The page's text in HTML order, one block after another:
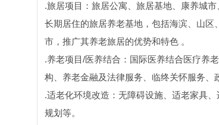
.旅居项目：旅居公寓、旅居基地、康养城
长期居住的旅居养老基地，包括海滨、山
市，推广其养老旅居的优势和特色 。
.养老项目/医养结合：国际医养结合医疗养
构、养老金融及法律服务、临终关怀服务、
.适老化环境改造：无障碍设施、适老家具
规划等。